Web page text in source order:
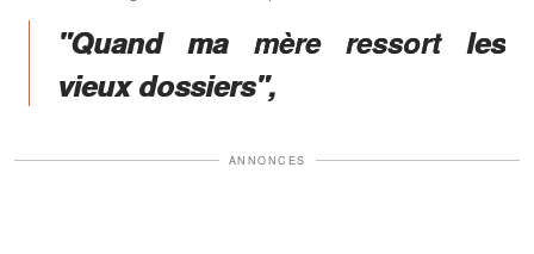
"Quand ma mère ressort les
vieux dossiers",
ANNONCES